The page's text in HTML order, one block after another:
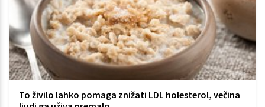
To živilo lahko pomaga znižati LDL holesterol, večina